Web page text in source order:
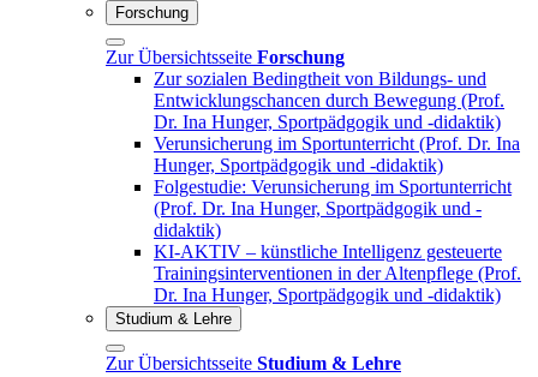
Forschung
Zur Übersichtsseite Forschung
Zur sozialen Bedingtheit von Bildungs- und
Entwicklungschancen durch Bewegung (Prof.
Dr. Ina Hunger, Sportpädgogik und -didaktik)
Verunsicherung im Sportunterricht (Prof. Dr. Ina
Hunger, Sportpädgogik und -didaktik)
Folgestudie: Verunsicherung im Sportunterricht
(Prof. Dr. Ina Hunger, Sportpädgogik und -
didaktik)
KI-AKTIV – künstliche Intelligenz gesteuerte
Trainingsinterventionen in der Altenpflege (Prof.
Dr. Ina Hunger, Sportpädgogik und -didaktik)
Studium & Lehre
Zur Übersichtsseite Studium & Lehre